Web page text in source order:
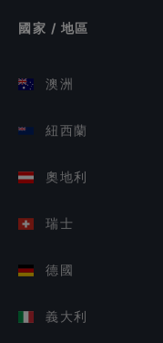
國家 / 地區
澳洲
紐西蘭
奧地利
瑞士
德國
義大利